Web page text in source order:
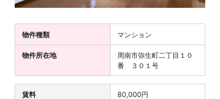
物件種類 マンション
物件所在地
周南市弥生町二丁目１０
番 ３０１号
賃料 80,000円